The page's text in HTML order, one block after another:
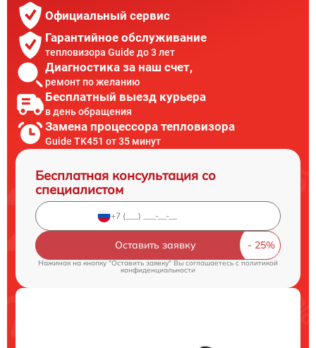
Официальный сервис
Гарантийное обслуживание
тепловизора Guide до 3 лет
Диагностика за наш счет,
ремонт по желанию
Бесплатный выезд курьера
в день обращения
Замена процессора тепловизора
Guide TK451 от 35 минут
Бесплатная консультация со
специалистом
Оставить заявку
Нажимая на кнопку "Оставить заявку" Вы соглашаетесь cполитикой
конфиденциальности